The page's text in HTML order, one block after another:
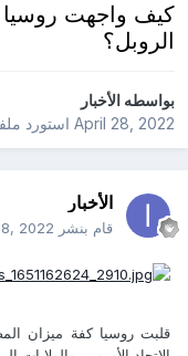
كيف واجهت روسيا
الروبل؟
بواسطهالأخبار
April 28, 2022استورد
الأخبار
قام بنشر 2022
قلبت روسيا كفة ميزان